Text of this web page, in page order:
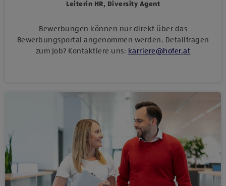
Leiterin HR, Diversity Agent
Bewerbungen können nur direkt über das
Bewerbungsportal angenommen werden. Detailfragen
zum Job? Kontaktiere uns: karriere@hofer.at